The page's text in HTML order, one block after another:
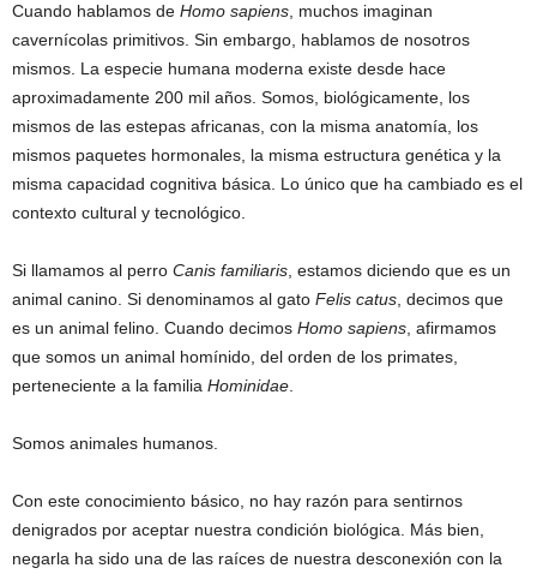
Cuando hablamos de Homo sapiens , muchos imaginan
cavernícolas primitivos. Sin embargo, hablamos de nosotros
mismos. La especie humana moderna existe desde hace
aproximadamente 200 mil años. Somos, biológicamente, los
mismos de las estepas africanas, con la misma anatomía, los
mismos paquetes hormonales, la misma estructura genética y la
misma capacidad cognitiva básica. Lo único que ha cambiado es el
contexto cultural y tecnológico.
Si llamamos al perro Canis familiaris , estamos diciendo que es un
animal canino. Si denominamos al gato Felis catus , decimos que
es un animal felino. Cuando decimos Homo sapiens , afirmamos
que somos un animal homínido, del orden de los primates,
perteneciente a la familia Hominidae
Somos animales humanos.
Con este conocimiento básico, no hay razón para sentirnos
denigrados por aceptar nuestra condición biológica. Más bien,
negarla ha sido una de las raíces de nuestra desconexión con la